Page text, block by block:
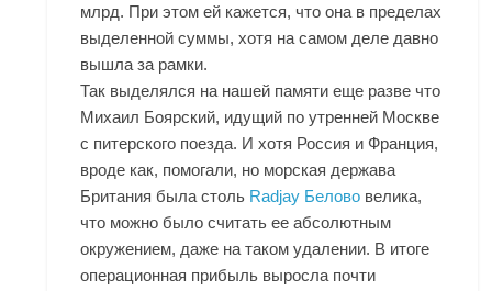
млрд. При этом ей кажется, что она в пределах
выделенной суммы, хотя на самом деле давно
вышла за рамки.
Так выделялся на нашей памяти еще разве что
Михаил Боярский, идущий по утренней Москве
с питерского поезда. И хотя Россия и Франция,
вроде как, помогали, но морская держава
Британия была столь Radjay Белово велика,
что можно было считать ее абсолютным
окружением, даже на таком удалении. В итоге
операционная прибыль выросла почти